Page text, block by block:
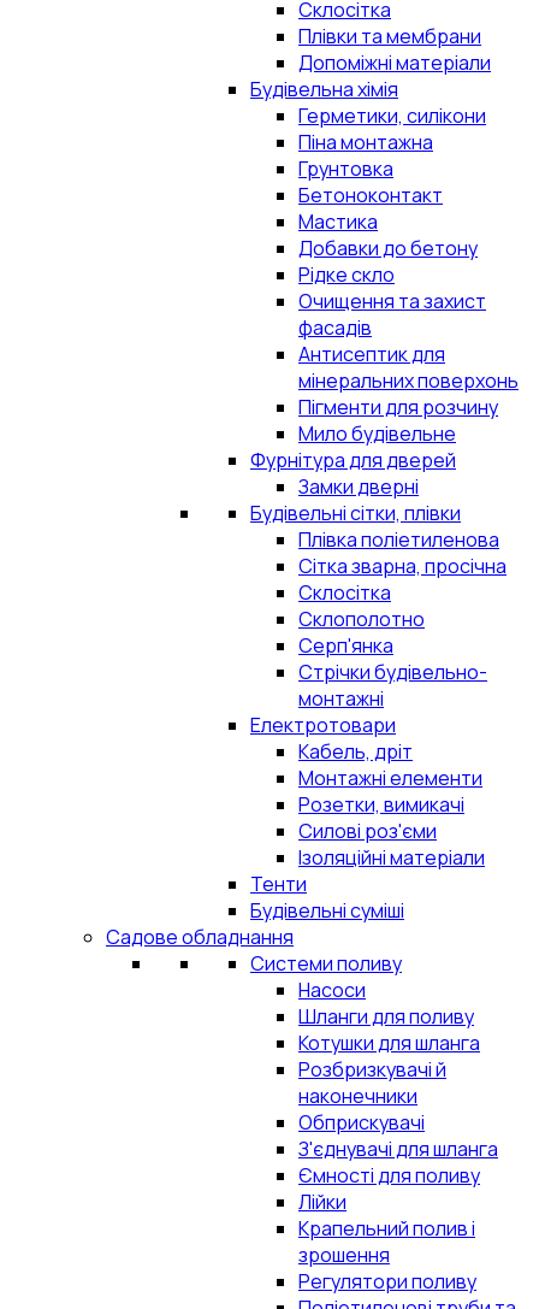
Склосітка
Плівки та мембрани
Допоміжні матеріали
Будівельна хімія
Герметики, силікони
Піна монтажна
Грунтовка
Бетоноконтакт
Мастика
Добавки до бетону
Рідке скло
Очищення та захист
фасадів
Антисептик для
мінеральних поверхонь
Пігменти для розчину
Мило будівельне
Фурнітура для дверей
Замки дверні
Будівельні сітки, плівки
Плівка поліетиленова
Сітка зварна, просічна
Склосітка
Склополотно
Серп'янка
Стрічки будівельно-
монтажні
Електротовари
Кабель, дріт
Монтажні елементи
Розетки, вимикачі
Силові роз'єми
Ізоляційні матеріали
Тенти
Будівельні суміші
Садове обладнання
Системи поливу
Насоси
Шланги для поливу
Котушки для шланга
Розбризкувачі й
наконечники
Обприскувачі
З'єднувачі для шланга
Ємності для поливу
Лійки
Крапельний полив і
зрошення
Регулятори поливу